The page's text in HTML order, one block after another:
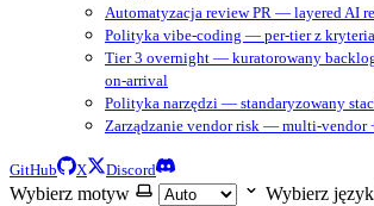
Automatyzacja review PR — layered AI
Polityka vibe-coding — per-tier z
Tier 3 overnight — kuratorowany
on-arrival
Polityka narzędzi — standaryzowany
Zarządzanie vendor risk — multi-vendor
GitHub X Discord
Wybierz motyw Wybierz język